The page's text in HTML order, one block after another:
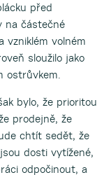
před
na částečné
vzniklém volném
sloužilo jako
ostrůvkem.
bylo, že prioritou
prodejně, že
chtít sedět, že
dosti vytížené,
odpočinout, a